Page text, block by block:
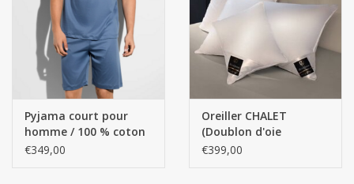
Pyjama court pour
homme / 100 % coton
Sea Island
€349,00
Oreiller CHALET
(Doublon d'oie
canadienne blanc
€399,00